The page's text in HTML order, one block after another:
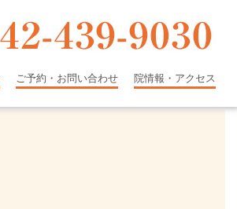
ご予約・お問い合わせ 院情報・アクセス